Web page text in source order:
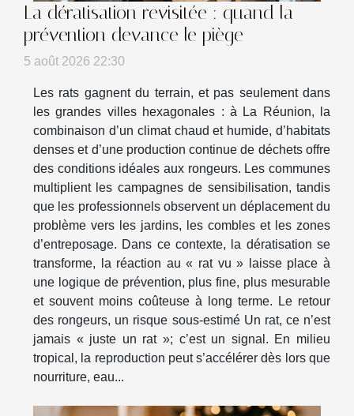
La dératisation revisitée : quand la
prévention devance le piège
5 août 2026 22:30
Les rats gagnent du terrain, et pas seulement dans
les grandes villes hexagonales : à La Réunion, la
combinaison d’un climat chaud et humide, d’habitats
denses et d’une production continue de déchets offre
des conditions idéales aux rongeurs. Les communes
multiplient les campagnes de sensibilisation, tandis
que les professionnels observent un déplacement du
problème vers les jardins, les combles et les zones
d’entreposage. Dans ce contexte, la dératisation se
transforme, la réaction au « rat vu » laisse place à
une logique de prévention, plus fine, plus mesurable
et souvent moins coûteuse à long terme. Le retour
des rongeurs, un risque sous-estimé Un rat, ce n’est
jamais « juste un rat »; c’est un signal. En milieu
tropical, la reproduction peut s’accélérer dès lors que
nourriture, eau...